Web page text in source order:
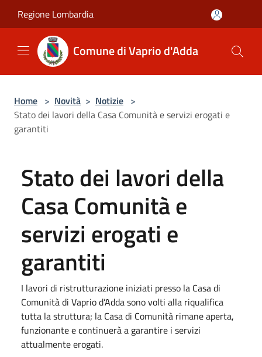
Regione Lombardia
Comune di Vaprio d'Adda
Home > Novità > Notizie >
Stato dei lavori della Casa Comunità e servizi erogati e
garantiti
Stato dei lavori della
Casa Comunità e
servizi erogati e
garantiti
I lavori di ristrutturazione iniziati presso la Casa di
Comunità di Vaprio d’Adda sono volti alla riqualifica
tutta la struttura; la Casa di Comunità rimane aperta,
funzionante e continuerà a garantire i servizi
attualmente erogati.